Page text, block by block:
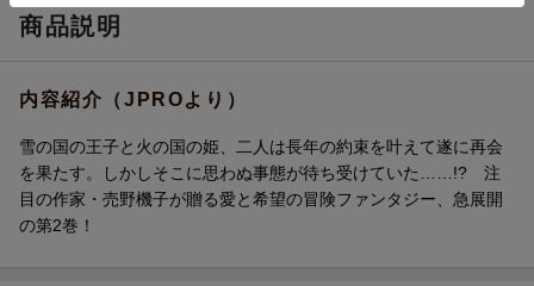
商品説明
内容紹介（JPROより）
雪の国の王子と火の国の姫、二人は長年の約束を叶えて遂に再会
を果たす。しかしそこに思わぬ事態が待ち受けていた……!? 注
目の作家・売野機子が贈る愛と希望の冒険ファンタジー、急展開
の第2巻！